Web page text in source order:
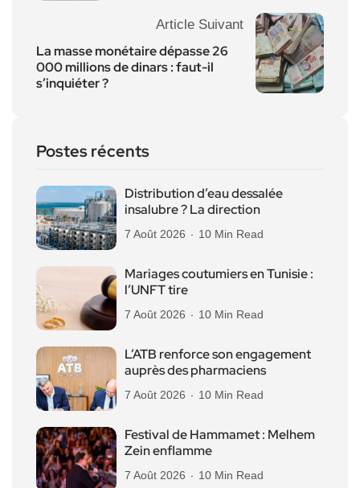
Article Suivant
La masse monétaire dépasse 26
000 millions de dinars : faut-il
s’inquiéter ?
Postes récents
Distribution d’eau dessalée
insalubre ? La direction
7 Août 2026 10 Min Read
Mariages coutumiers en Tunisie :
l’UNFT tire
7 Août 2026 10 Min Read
L’ATB renforce son engagement
auprès des pharmaciens
7 Août 2026 10 Min Read
Festival de Hammamet : Melhem
Zein enflamme
7 Août 2026 10 Min Read